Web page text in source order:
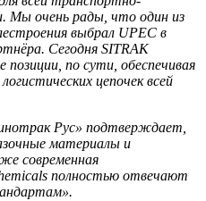
Мы очень рады, что один из
выбрал UPEC в
Сегодня SITRAK
по сути, обеспечивая
цепочек всей
Рус» подтверждает,
материалы и
современная
полностью отвечают